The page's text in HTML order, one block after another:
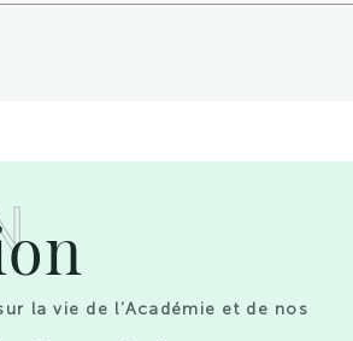
la vie de l’Académie et de nos